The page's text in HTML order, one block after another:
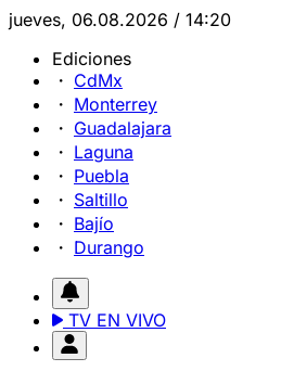
jueves, 06.08.2026 / 14:20
Ediciones
CdMx
Monterrey
Guadalajara
Laguna
Puebla
Saltillo
Bajío
Durango
TV EN VIVO